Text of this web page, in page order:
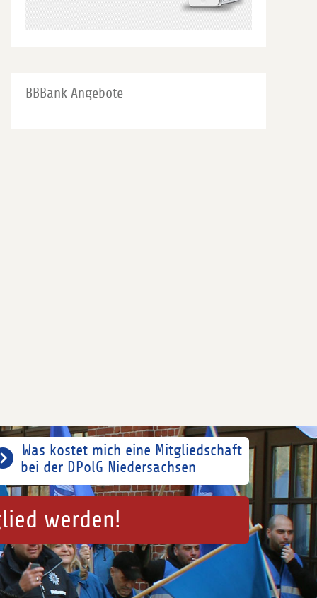
DPolG - Seminar Verbandspolitik/Geschäftsstellentreffen
07. Oktober 2026
BBBank Angebote
Was kostet mich eine Mitgliedschaft
bei der DPolG Niedersachsen
werden!